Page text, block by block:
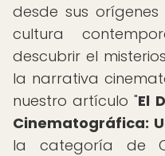
desde sus
cultura
descubrir el
la narrativa
nuestro artículo "El
Cinematográfica:
la categoría de